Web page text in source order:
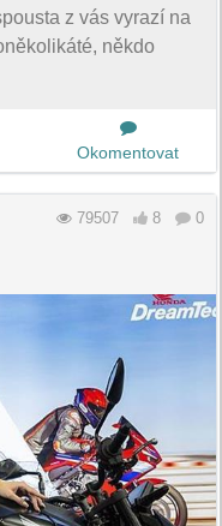
z vás vyrazí na
někdo
Okomentovat
79507 8 0